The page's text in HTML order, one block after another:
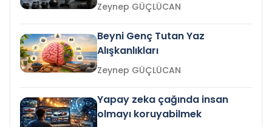
Zeynep GÜÇLÜCAN
Beyni Genç Tutan Yaz
Alışkanlıkları
Zeynep GÜÇLÜCAN
Yapay zeka çağında insan
olmayı koruyabilmek